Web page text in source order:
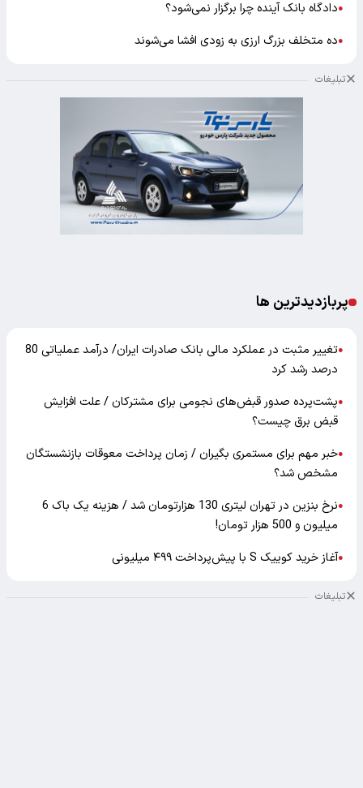
●دادگاه بانک آینده چرا برگزار نمی‌شود؟
●ده متخلف بزرگ ارزی به زودی افشا می‌شوند
تبلیغات
پربازدیدترین ها
●
تغییر مثبت در عملکرد مالی بانک صادرات ایران/ درآمد عملیاتی 80
درصد رشد کرد
●پشت‌پرده صدور قبض‌های نجومی برای مشترکان / علت افزایش
قبض برق چیست؟
●خبر مهم برای مستمری بگیران / زمان پرداخت معوقات بازنشستگان
مشخص شد؟
●
نرخ بنزین در تهران لیتری 130 هزارتومان شد / هزینه یک باک 6
میلیون و 500 هزار تومان!
●آغاز خرید کوییک S با پیش‌پرداخت ۴۹۹ میلیونی
تبلیغات